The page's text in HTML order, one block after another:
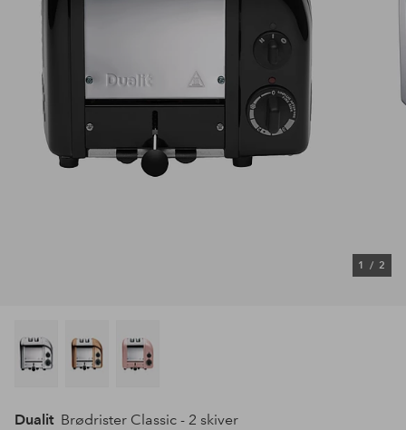
1 / 2
Dualit Brødrister Classic - 2 skiver